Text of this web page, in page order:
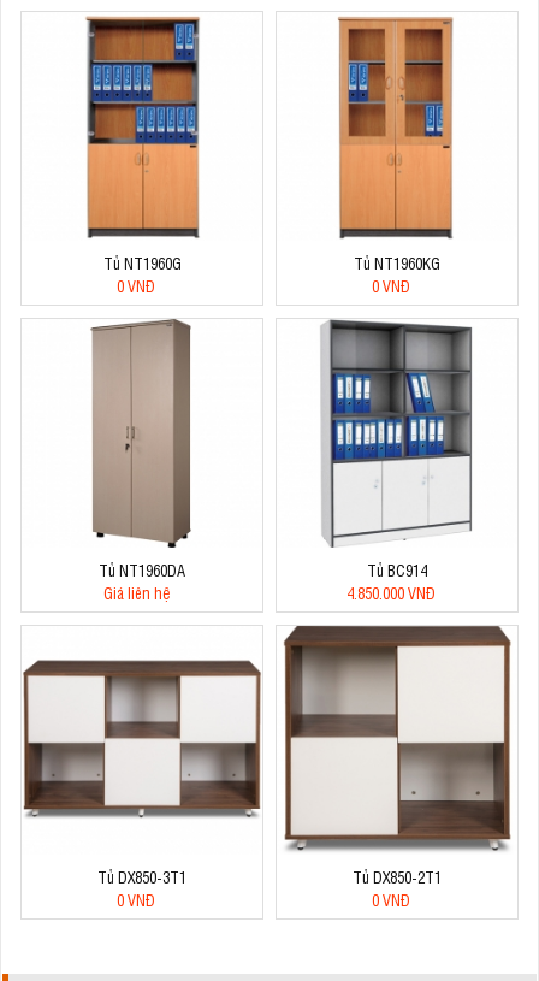
Tủ NT1960G
0 VNĐ
Tủ NT1960KG
0 VNĐ
Tủ NT1960DA
Giá liên hệ
Tủ BC914
4.850.000 VNĐ
Tủ DX850-3T1
0 VNĐ
Tủ DX850-2T1
0 VNĐ